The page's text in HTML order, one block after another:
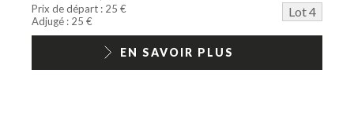
Prix de départ : 25 €
Lot 4
Adjugé : 25 €
EN SAVOIR PLUS